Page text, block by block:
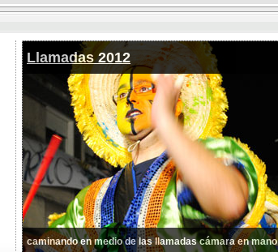
Llamadas 2012
caminando en medio de las llamadas cámara en mano